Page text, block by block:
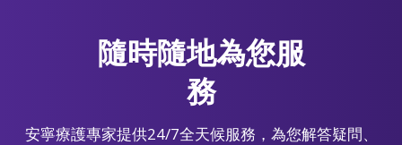
隨時隨地為您服
務
安寧療護專家提供24/7全天候服務，為您解答疑問、